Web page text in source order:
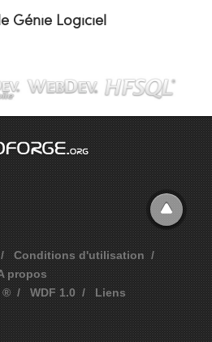
Génie Logiciel
Conditions d'utilisation
propos
®
WDF 1.0 Liens